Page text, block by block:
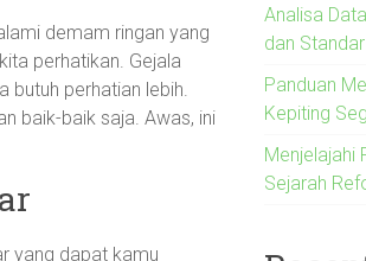
demam ringan yang
perhatikan. Gejala
butuh perhatian lebih.
baik-baik saja. Awas, ini
yang dapat kamu
Analisa
dan
Panduan
Kepiting
Menjelajahi
Sejarah